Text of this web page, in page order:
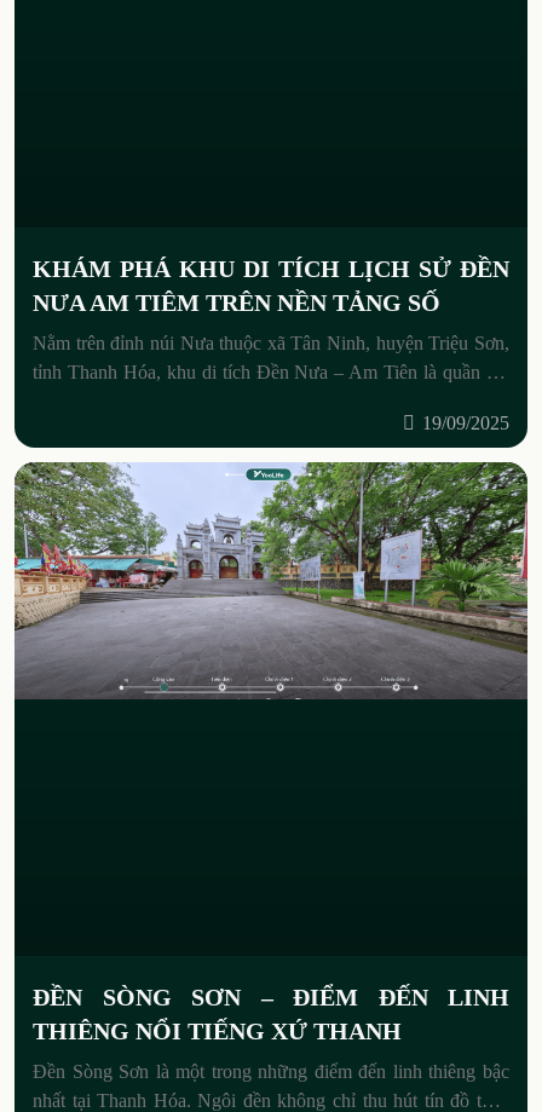
KHÁM PHÁ KHU DI TÍCH LỊCH SỬ ĐỀN
NƯA AM TIÊM TRÊN NỀN TẢNG SỐ
Nằm trên đỉnh núi Nưa thuộc xã Tân Ninh, huyện Triệu Sơn,
tỉnh Thanh Hóa, khu di tích Đền Nưa – Am Tiên là quần thể
19/09/2025
ĐỀN SÒNG SƠN – ĐIỂM ĐẾN LINH
THIÊNG NỔI TIẾNG XỨ THANH
Đền Sòng Sơn là một trong những điểm đến linh thiêng bậc
nhất tại Thanh Hóa. Ngôi đền không chỉ thu hút tín đồ thập